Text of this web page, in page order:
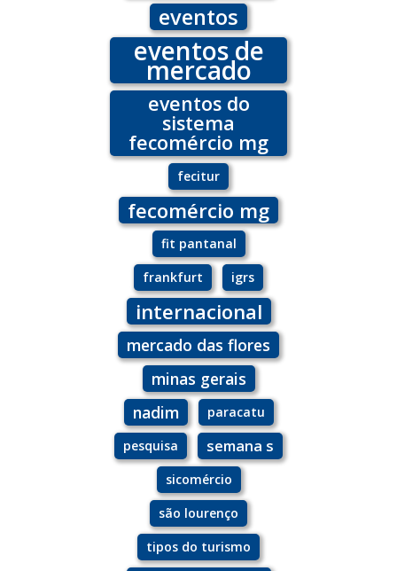
eventos
eventos de
mercado
eventos do
sistema
fecomércio mg
fecitur
fecomércio mg
fit pantanal
frankfurt
igrs
internacional
mercado das flores
minas gerais
nadim
paracatu
pesquisa
semana s
sicomércio
são lourenço
tipos do turismo